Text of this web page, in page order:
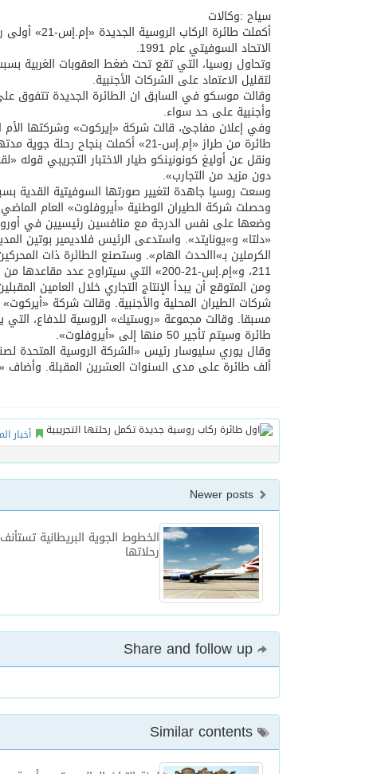
سياح :وكالات
أكملت
الاتحاد السوفيتي عام 1991.
وتحاول روسيا، التي تقع تحت ضغط العقوبات الغربية
لتقليل الاعتماد على الشركات الأجنبية.
وقالت موسكو في السابق ان الطائرة الجديدة تتفوق
وأجنبية على حد سواء.
وفي إعلان مفاجئ، قالت شركة «إيركوت» وشركتها الأم
طائرة من طراز «إم.إس-21» أكملت بنجاح رحلة جوية مدتها 30 دقيقة، وحلقت على ارتفاع ألف متر وبسرعة 300 كيلومتر في الساعة.
ونقل عن أوليغ كونونينكو طيار الاختبار التجريبي
دون مزيد من التجارب».
وسعت روسيا جاهدة لتغيير صورتها السوفيتية القدية
وحصلت شركة الطيران الوطنية «أيروفلوت» العام
وضعها على نفس الدرجة مع منافسين رئيسيين في
«دلتا» و»يونايتد». واستدعى الرئيس فلاديمير بوتين
211، و»إم.إس-21-200» التي سيتراوح عدد مقاعدها من 130 إلى 165.
ومن المتوقع أن يبدأ الإنتاج التجاري خلال العامين
طائرة وسيتم تأجير 50 منها إلى «أيروفلوت».
ألف طائرة على مدى السنوات العشرين المقبلة. وأضاف
أخبار
الخطوط الجوية البريطانية
رحلاتها